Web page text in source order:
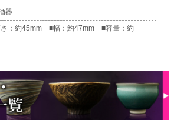
器
：約45mm ■幅：約47mm ■容量：約